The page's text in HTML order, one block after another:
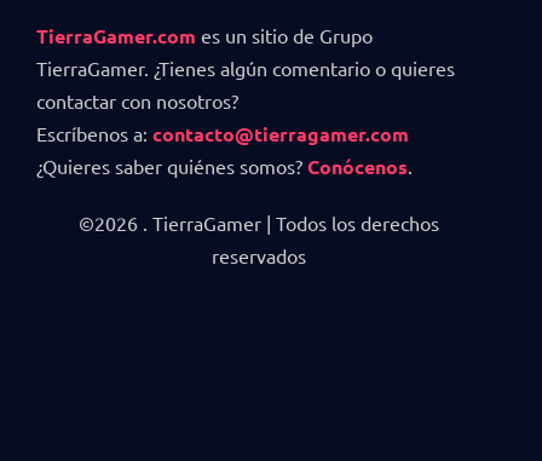
TierraGamer.com es un sitio de Grupo
TierraGamer. ¿Tienes algún comentario o quieres
contactar con nosotros?
Escríbenos a: contacto@tierragamer.com
¿Quieres saber quiénes somos? Conócenos.
©2026 . TierraGamer | Todos los derechos
reservados